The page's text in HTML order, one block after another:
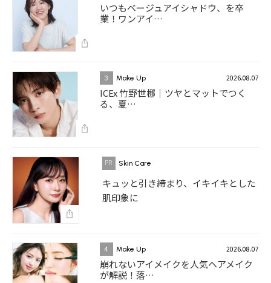
いつもベージュアイシャドウ、を卒
業！ワンアイ…
3 Make Up 2026.08.07
ICEx 竹野世梛｜ツヤとマットでつく
る、夏…
Skin Care
キュッと引き締まり、イキイキとした
肌印象に
4 Make Up 2026.08.07
崩れないアイメイクを人気ヘアメイク
が解説！落…